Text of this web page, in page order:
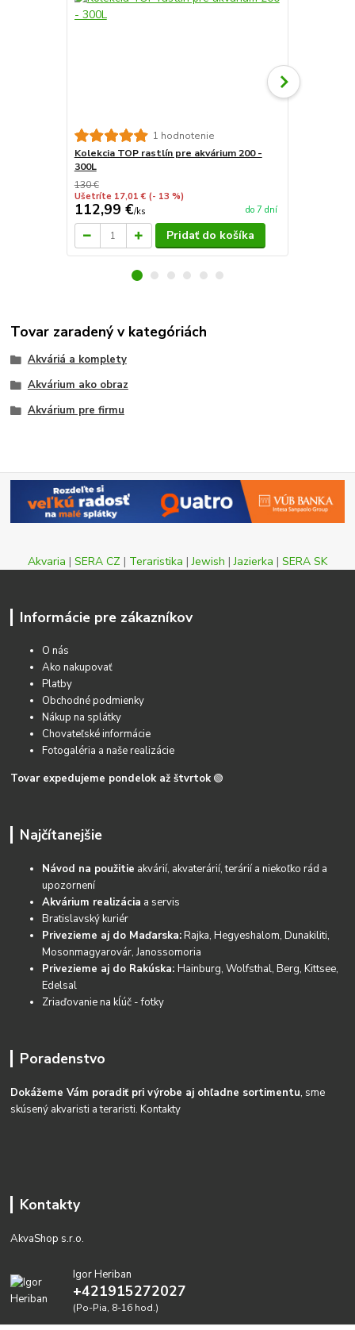
1 hodnotenie
Kolekcia TOP rastlín pre akvárium 200 -
300L
130 €
Ušetríte 17,01 € (- 13 %)
112,99 €/ks do 7 dní
Pridať do košíka
Tovar zaradený v kategóriách
Akváriá a komplety
Akvárium ako obraz
Akvárium pre firmu
Akvaria | SERA CZ | Teraristika |Jewish |Jazierka | SERA SK
Informácie pre zákazníkov
O nás
Ako nakupovať
Platby
Obchodné podmienky
Nákup na splátky
Chovateľské informácie
Fotogaléria a naše realizácie
Tovar expedujeme pondelok až štvrtok 🟢
Najčítanejšie
Návod na použitie akvárií, akvaterárií, terárií a niekoľko rád a
upozornení
Akvárium realizácia a servis
Bratislavský kuriér
Privezieme aj do Maďarska:Rajka, Hegyeshalom, Dunakiliti,
Mosonmagyarovár, Janossomoria
Privezieme aj do Rakúska:Hainburg, Wolfsthal, Berg, Kittsee,
Edelsal
Zriaďovanie na kĺúč - fotky
Poradenstvo
Dokážeme Vám poradiť pri výrobe aj ohľadne sortimentu, sme
skúsený akvaristi a teraristi.Kontakty
Kontakty
AkvaShop s.r.o.
Igor Heriban
+421915272027
(Po-Pia, 8-16 hod.)